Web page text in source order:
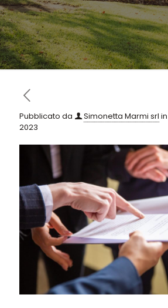
Pubblicato da Simonetta Marmi srl
2023